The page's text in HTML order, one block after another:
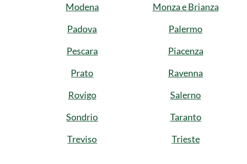
Modena
Monza e Brianza
Padova
Palermo
Pescara
Piacenza
Prato
Ravenna
Rovigo
Salerno
Sondrio
Taranto
Treviso
Trieste